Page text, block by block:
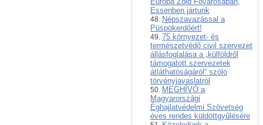
Essenben jártunk
Népszavazással a
Püspökerdőért!
75 környezet- és
természetvédő civil szervezet
állásfoglalása a „külföldről
támogatott szervezetek
átláthatóságáról” szóló
törvényjavaslatról
MEGHÍVÓ a
Magyarországi
Éghajlatvédelmi Szövetség
éves rendes küldöttgyűlésére